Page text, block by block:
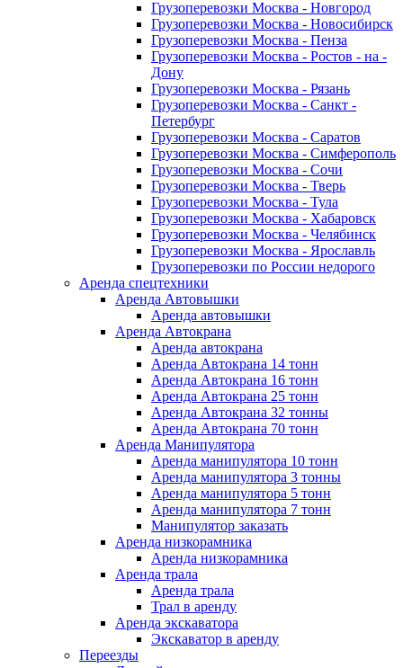
Грузоперевозки Москва - Новгород
Грузоперевозки Москва - Новосибирск
Грузоперевозки Москва - Пенза
Грузоперевозки Москва - Ростов - на -
Дону
Грузоперевозки Москва - Рязань
Грузоперевозки Москва - Санкт -
Петербург
Грузоперевозки Москва - Саратов
Грузоперевозки Москва - Симферополь
Грузоперевозки Москва - Сочи
Грузоперевозки Москва - Тверь
Грузоперевозки Москва - Тула
Грузоперевозки Москва - Хабаровск
Грузоперевозки Москва - Челябинск
Грузоперевозки Москва - Ярославль
Грузоперевозки по России недорого
Аренда спецтехники
Аренда Автовышки
Аренда автовышки
Аренда Автокрана
Аренда автокрана
Аренда Автокрана 14 тонн
Аренда Автокрана 16 тонн
Аренда Автокрана 25 тонн
Аренда Автокрана 32 тонны
Аренда Автокрана 70 тонн
Аренда Манипулятора
Аренда манипулятора 10 тонн
Аренда манипулятора 3 тонны
Аренда манипулятора 5 тонн
Аренда манипулятора 7 тонн
Манипулятор заказать
Аренда низкорамника
Аренда низкорамника
Аренда трала
Аренда трала
Трал в аренду
Аренда экскаватора
Экскаватор в аренду
Переезды